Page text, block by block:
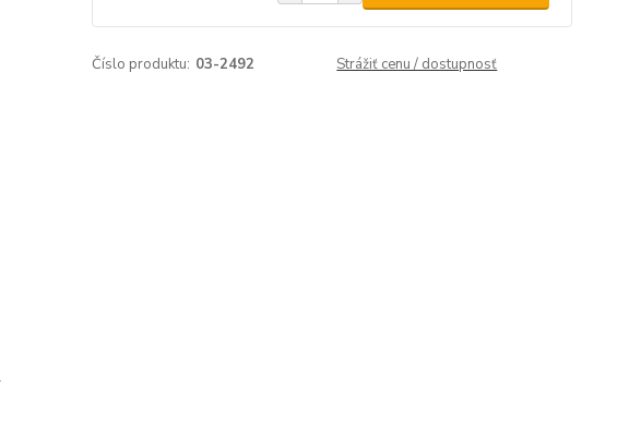
Číslo produktu: 03-2492 Strážiť cenu / dostupnosť